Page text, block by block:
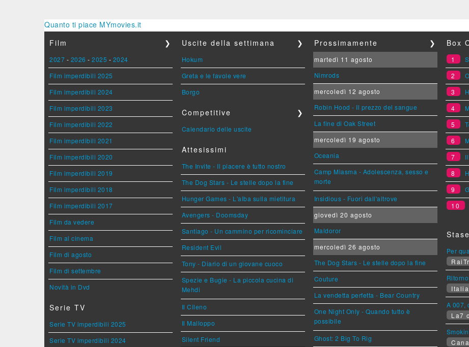
Quanto ti piace MYmovies.it
Film
❯
2027 - 2026 - 2025 - 2024
Film imperdibili 2025
Film imperdibili 2024
Film imperdibili 2023
Film imperdibili 2022
Film imperdibili 2021
Film imperdibili 2020
Film imperdibili 2019
Film imperdibili 2018
Film imperdibili 2017
Film da vedere
Film al cinema
Film di agosto
Film di settembre
Novità in Dvd
Serie TV
Serie TV imperdibili 2025
Serie TV imperdibili 2024
Uscite della settimana ❯
Hokum
Greta e le favole vere
Borgo
Competitive ❯
Calendario delle uscite
Attesissimi
The Invite - Il piacere è tutto nostro
The Dog Stars - Le stelle dopo la fine
Hunger Games - L'alba sulla mietitura
Avengers - Doomsday
Santiago - Un cammino per ricominciare
Resident Evil
Tony - Diario di un giovane cuoco
Spezie e Bugie - La piccola cucina di
Mehdi
Il Cileno
Il Malloppo
Silent Friend
Prossimamente ❯
martedì 11 agosto
Nimrods
mercoledì 12 agosto
Robin Hood - Il prezzo del sangue
La fine di Oak Street
mercoledì 19 agosto
Oceania
Camp Miasma - Adolescenza, sesso e
morte
Insidious - Fuori dall'altrove
giovedì 20 agosto
Maldoror
mercoledì 26 agosto
The Dog Stars - Le stelle dopo la fine
Couture
La vendetta perfetta - Bear Country
One Night Only - Quando tutto è
possibile
Ghost: 2 Big To Rig
Box
1
2
3
4
5
6
7
8
9
10
Per
A 007,
La7